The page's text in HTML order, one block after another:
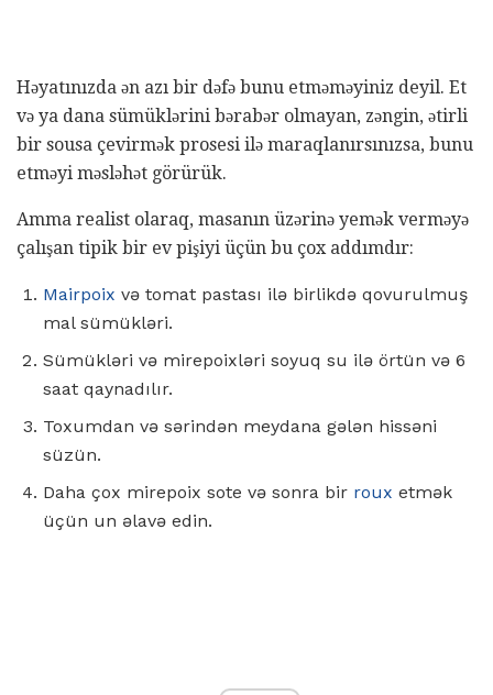
Həyatınızda ən azı bir dəfə bunu etməməyiniz deyil. Et
və ya dana sümüklərini bərabər olmayan, zəngin, ətirli
bir sousa çevirmək prosesi ilə maraqlanırsınızsa, bunu
etməyi məsləhət görürük.
Amma realist olaraq, masanın üzərinə yemək verməyə
çalışan tipik bir ev pişiyi üçün bu çox addımdır:
Mairpoix və tomat pastası ilə birlikdə qovurulmuş
mal sümükləri.
Sümükləri və mirepoixləri soyuq su ilə örtün və 6
saat qaynadılır.
Toxumdan və sərindən meydana gələn hissəni
süzün.
Daha çox mirepoix sote və sonra bir roux etmək
üçün un əlavə edin.